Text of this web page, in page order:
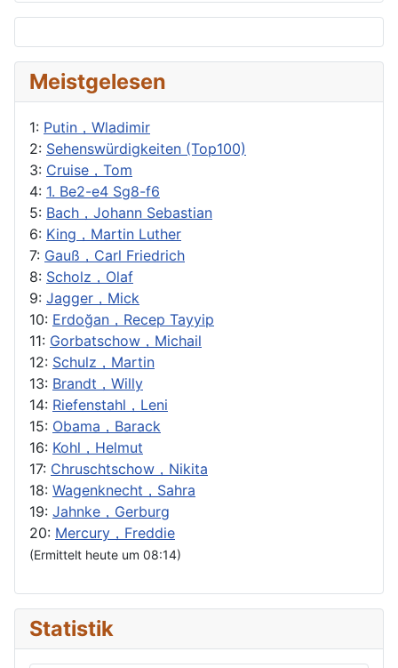
Meistgelesen
1: Putin，Wladimir
2: Sehenswürdigkeiten (Top100)
3: Cruise，Tom
4: 1. Be2-e4 Sg8-f6
5: Bach，Johann Sebastian
6: King，Martin Luther
7: Gauß，Carl Friedrich
8: Scholz，Olaf
9: Jagger，Mick
10: Erdoğan，Recep Tayyip
11: Gorbatschow，Michail
12: Schulz，Martin
13: Brandt，Willy
14: Riefenstahl，Leni
15: Obama，Barack
16: Kohl，Helmut
17: Chruschtschow，Nikita
18: Wagenknecht，Sahra
19: Jahnke，Gerburg
20: Mercury，Freddie
(Ermittelt heute um 08:14)
Statistik